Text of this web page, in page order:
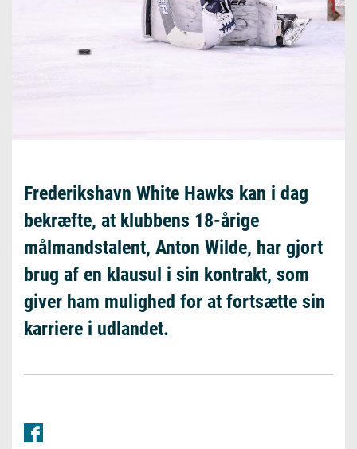
Frederikshavn White Hawks kan i dag
bekræfte, at klubbens 18-årige
målmandstalent, Anton Wilde, har gjort
brug af en klausul i sin kontrakt, som
giver ham mulighed for at fortsætte sin
karriere i udlandet.